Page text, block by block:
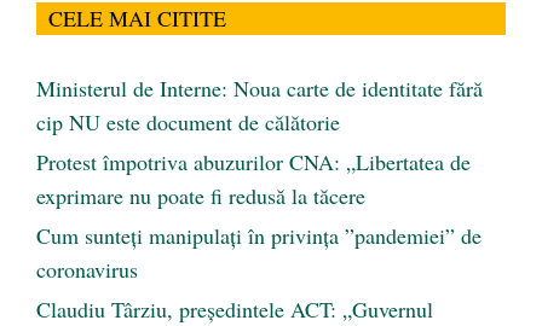
CELE MAI CITITE
Ministerul de Interne: Noua carte de identitate fără
cip NU este document de călătorie
Protest împotriva abuzurilor CNA: „Libertatea de
exprimare nu poate fi redusă la tăcere
Cum sunteți manipulați în privința ”pandemiei” de
coronavirus
Claudiu Târziu, președintele ACT: „Guvernul